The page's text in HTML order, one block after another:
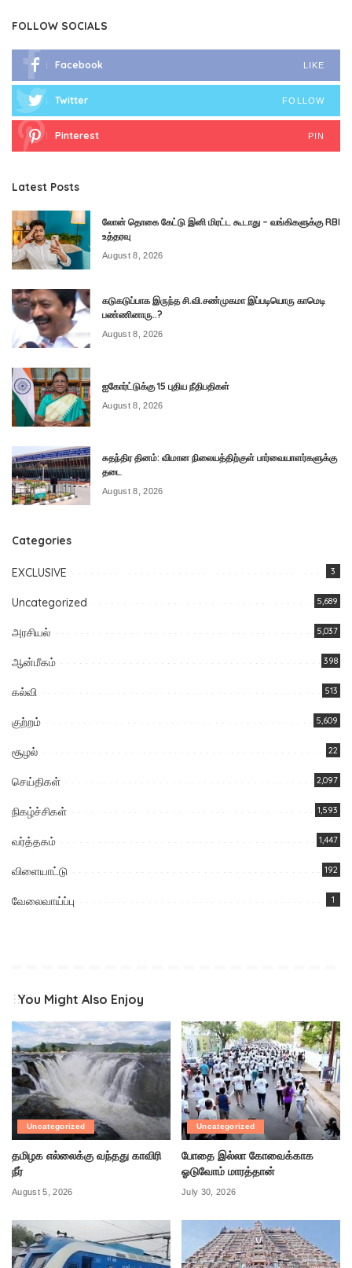
FOLLOW SOCIALS
Facebook LIKE
Twitter FOLLOW
Pinterest PIN
Latest Posts
லோன் தொகை கேட்டு இனி மிரட்ட கூடாது – வங்கிகளுக்கு RBI
உத்தரவு
August 8, 2026
கடுகடுப்பாக இருந்த சி.வி.சண்முகமா இப்படியொரு காமெடி
பண்ணினாரு..?
August 8, 2026
ஐகோர்ட்டுக்கு 15 புதிய நீதிபதிகள்
August 8, 2026
சுதந்திர தினம்: விமான நிலையத்திற்குள் பார்வையாளர்களுக்கு
தடை
August 8, 2026
Categories
EXCLUSIVE 3
Uncategorized 5,689
அரசியல் 5,037
ஆன்மீகம் 398
கல்வி 513
குற்றம் 5,609
சூழல் 22
செய்திகள் 2,097
நிகழ்ச்சிகள் 1,593
வர்த்தகம் 1,447
விளையாட்டு 192
வேலைவாய்ப்பு 1
You Might Also Enjoy
Uncategorized
தமிழக எல்லைக்கு வந்தது காவிரி
நீர்
August 5, 2026
Uncategorized
போதை இல்லா கோவைக்காக
ஓடுவோம் மாரத்தான்
July 30, 2026